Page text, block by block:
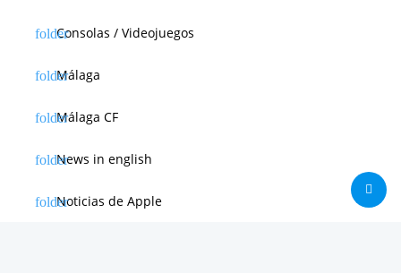
Consolas / Videojuegos
Málaga
Málaga CF
News in english
Noticias de Apple